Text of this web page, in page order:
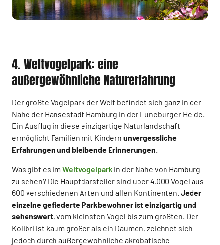
4. Weltvogelpark: eine
außergewöhnliche Naturerfahrung
Der größte Vogelpark der Welt befindet sich ganz in der
Nähe der Hansestadt Hamburg in der Lüneburger Heide.
Ein Ausflug in diese einzigartige Naturlandschaft
ermöglicht Familien mit Kindern unvergessliche
Erfahrungen und bleibende Erinnerungen
Was gibt es im Weltvogelpark in der Nähe von Hamburg
zu sehen? Die Hauptdarsteller sind über 4.000 Vögel aus
600 verschiedenen Arten und allen Kontinenten. Jeder
einzelne gefiederte Parkbewohner ist einzigartig und
sehenswert, vom kleinsten Vogel bis zum größten. Der
Kolibri ist kaum größer als ein Daumen, zeichnet sich
jedoch durch außergewöhnliche akrobatische